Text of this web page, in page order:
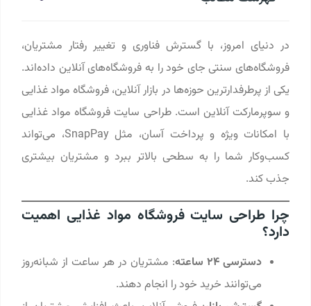
در دنیای امروز، با گسترش فناوری و تغییر رفتار مشتریان،
فروشگاه‌های سنتی جای خود را به فروشگاه‌های آنلاین داده‌اند.
یکی از پرطرفدارترین حوزه‌ها در بازار آنلاین، فروشگاه مواد غذایی
و سوپرمارکت آنلاین است. طراحی سایت فروشگاه مواد غذایی
با امکانات ویژه و پرداخت آسان، مثل SnapPay، می‌تواند
کسب‌وکار شما را به سطحی بالاتر ببرد و مشتریان بیشتری
جذب کند.
چرا طراحی سایت فروشگاه مواد غذایی اهمیت
دارد؟
دسترسی ۲۴ ساعته
: مشتریان در هر ساعت از شبانه‌روز
می‌توانند خرید خود را انجام دهند.